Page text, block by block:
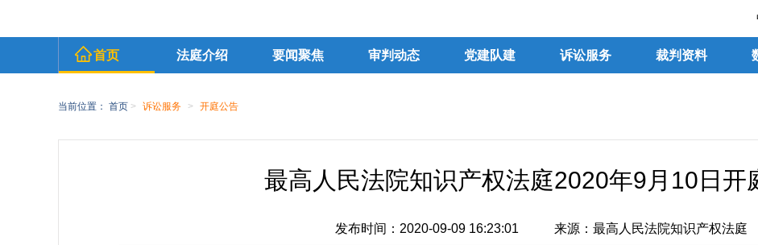
首页 法庭介绍 要闻聚焦 审判动态 党建队建 诉讼服务 裁判资料
当前位置： 首页 > 诉讼服务 > 开庭公告
最高人民法院知识产权法庭2020年9月10日开
发布时间：2020-09-09 16:23:01 来源：最高人民法院知识产权法庭